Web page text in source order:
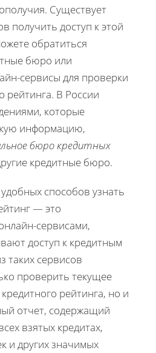
Существует
получить доступ к этой
обратиться
бюро или
сервисы для проверки
рейтинга. В России
которые
информацию,
бюро кредитных
кредитные бюро.
способов узнать
— это
сервисами,
доступ к кредитным
таких сервисов
проверить текущее
рейтинга, но и
отчет, содержащий
взятых кредитах,
и других значимых